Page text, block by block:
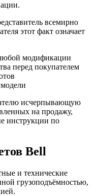
всемирно
этот факт означает
модификации
перед покупателем
исчерпывающую
на продажу,
инструкции по
Bell
и технические
грузоподъёмностью,